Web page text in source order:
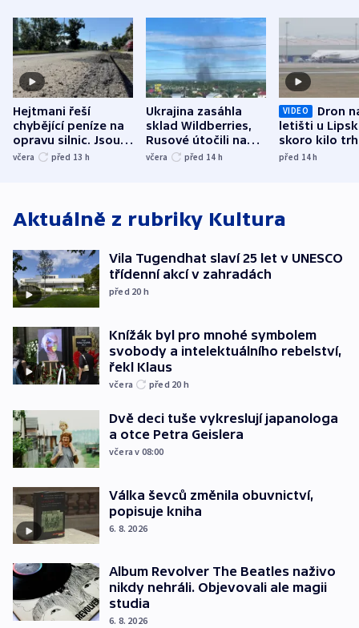
Hejtmani řeší
chybějící peníze na
opravu silnic. Jsou
nenárokové, namítá
včera před 13 h
Ukrajina zasáhla
sklad Wildberries,
Rusové útočili na
trh, hasiče či
včera před 14 h
VIDEO
Dron
letišti u
skoro kilo
indicie
před 14h
Aktuálně z rubriky Kultura
Vila Tugendhat slaví 25 let v UNESCO
třídenní akcí v zahradách
před 20 h
Knížák byl pro mnohé symbolem
svobody a intelektuálního rebelství,
řekl Klaus
včera před 20 h
Dvě deci tuše vykreslují japanologa
a otce Petra Geislera
včera v 08:00
Válka ševců změnila obuvnictví,
popisuje kniha
6. 8. 2026
Album Revolver The Beatles naživo
nikdy nehráli. Objevovali ale magii
studia
6. 8. 2026